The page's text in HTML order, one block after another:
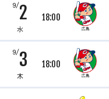
9/2
水
18:00
9/3
木
18:00